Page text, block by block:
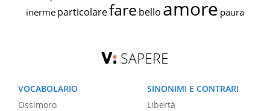
inerme particolarefare bello amore paura
SAPERE
VOCABOLARIO
Ossimoro
SINONIMI E CONTRARI
Libertà